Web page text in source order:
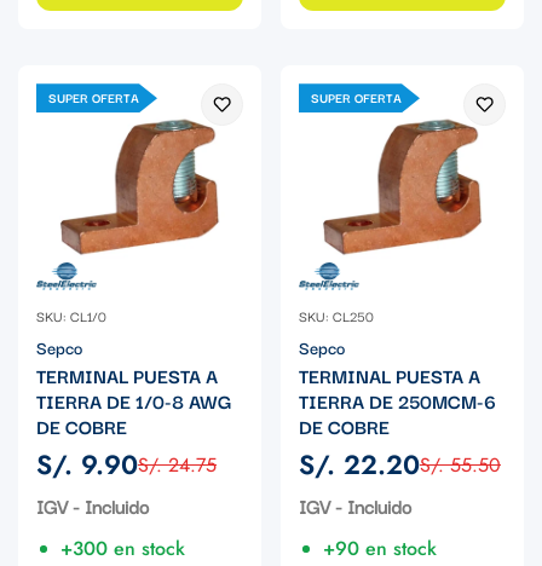
SUPER OFERTA
SKU: CL1/0
Sepco
TERMINAL PUESTA A
TIERRA DE 1/0-8 AWG
DE COBRE
Precio
de
S/. 9.90
Precio
regular
S/. 24.75
IGV - Incluido
+300 en stock
SUPER OFERTA
SKU: CL250
Sepco
TERMINAL PUESTA A
TIERRA DE 250MCM-6
DE COBRE
Precio
de
S/. 22.20
Precio
regular
S/. 55.50
IGV - Incluido
+90 en stock